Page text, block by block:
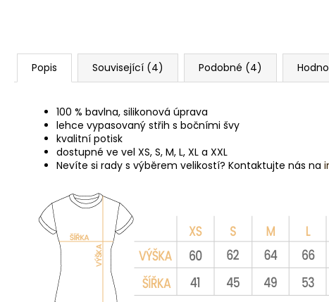
Popis Související (4) Podobné (4)
100 % bavlna, silikonová úprava
lehce vypasovaný střih s bočními švy
kvalitní potisk
dostupné ve vel XS, S, M, L, XL a XXL
Nevíte si rady s výběrem velikostí? Kontaktujte nás na